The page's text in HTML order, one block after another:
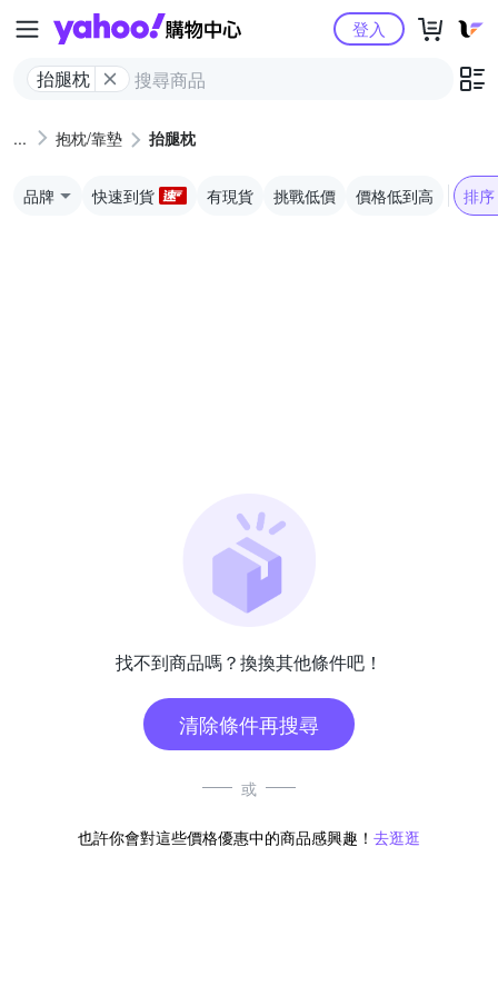
Yahoo購物中心
抬腿枕
登入
抱枕/靠墊 抬腿枕
品牌 快速到貨 有現貨 挑戰低價 價格低到高 排序
找不到商品嗎？換換其他條件吧！
清除條件再搜尋
或
也許你會對這些價格優惠中的商品感興趣！ 去逛逛